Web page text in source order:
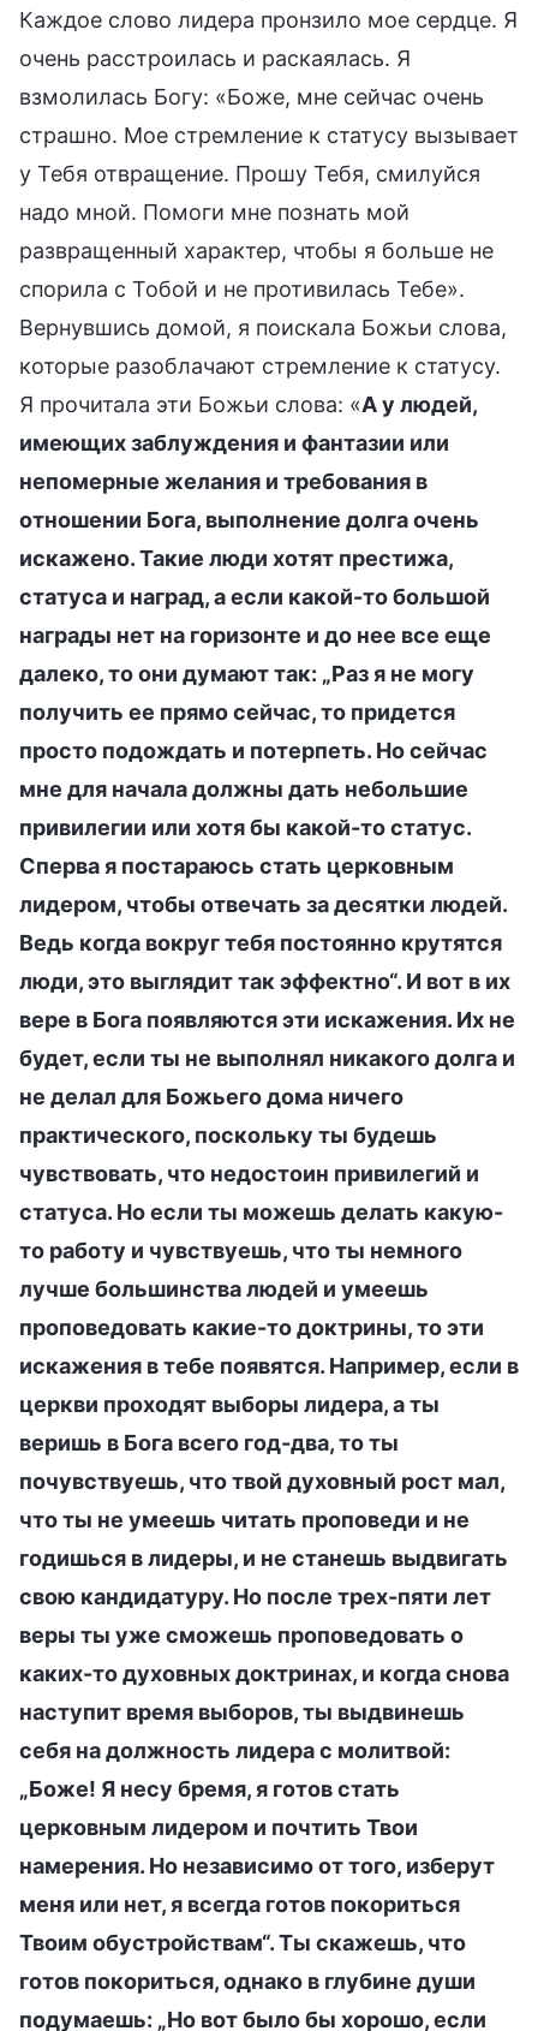
Каждое слово лидера пронзило мое сердце. Я
очень расстроилась и раскаялась. Я
взмолилась Богу: «Боже, мне сейчас очень
страшно. Мое стремление к статусу вызывает
у Тебя отвращение. Прошу Тебя, смилуйся
надо мной. Помоги мне познать мой
развращенный характер, чтобы я больше не
спорила с Тобой и не противилась Тебе».
Вернувшись домой, я поискала Божьи слова,
которые разоблачают стремление к статусу.
Я прочитала эти Божьи слова: «А у людей,
имеющих заблуждения и фантазии или
непомерные желания и требования в
отношении Бога, выполнение долга очень
искажено. Такие люди хотят престижа,
статуса и наград, а если какой-то большой
награды нет на горизонте и до нее все еще
далеко, то они думают так: „Раз я не могу
получить ее прямо сейчас, то придется
просто подождать и потерпеть. Но сейчас
мне для начала должны дать небольшие
привилегии или хотя бы какой-то статус.
Сперва я постараюсь стать церковным
лидером, чтобы отвечать за десятки людей.
Ведь когда вокруг тебя постоянно крутятся
люди, это выглядит так эффектно“. И вот в их
вере в Бога появляются эти искажения. Их не
будет, если ты не выполнял никакого долга и
не делал для Божьего дома ничего
практического, поскольку ты будешь
чувствовать, что недостоин привилегий и
статуса. Но если ты можешь делать какую-
то работу и чувствуешь, что ты немного
лучше большинства людей и умеешь
проповедовать какие-то доктрины, то эти
искажения в тебе появятся. Например, если в
церкви проходят выборы лидера, а ты
веришь в Бога всего год-два, то ты
почувствуешь, что твой духовный рост мал,
что ты не умеешь читать проповеди и не
годишься в лидеры, и не станешь выдвигать
свою кандидатуру. Но после трех-пяти лет
веры ты уже сможешь проповедовать о
каких-то духовных доктринах, и когда снова
наступит время выборов, ты выдвинешь
себя на должность лидера с молитвой:
„Боже! Я несу бремя, я готов стать
церковным лидером и почтить Твои
намерения. Но независимо от того, изберут
меня или нет, я всегда готов покориться
Твоим обустройствам“. Ты скажешь, что
готов покориться, однако в глубине души
подумаешь: „Но вот было бы хорошо, если